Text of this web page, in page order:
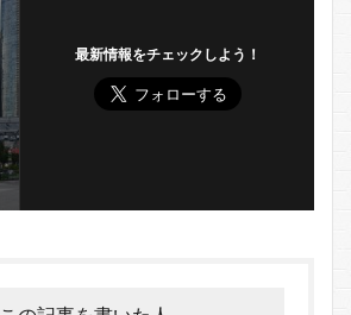
最新情報をチェックしよう！